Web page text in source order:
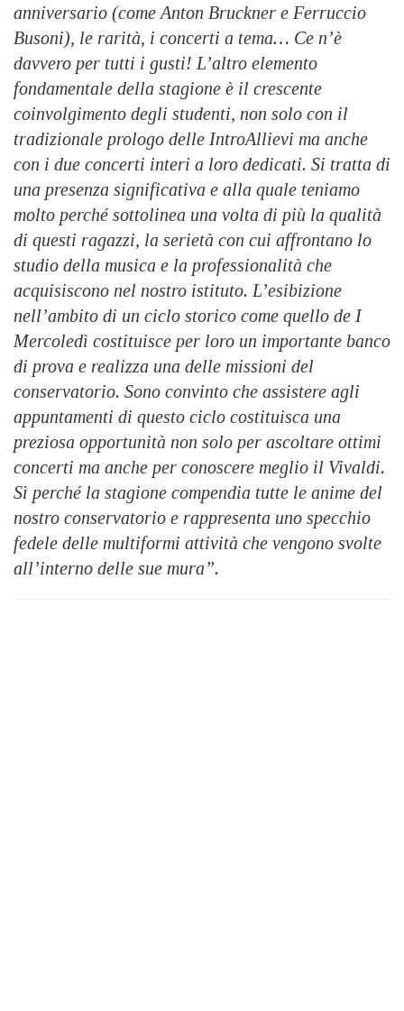
anniversario (come Anton Bruckner e Ferruccio
Busoni), le rarità, i concerti a tema… Ce n’è
davvero per tutti i gusti! L’altro elemento
fondamentale della stagione è il crescente
coinvolgimento degli studenti, non solo con il
tradizionale prologo delle IntroAllievi ma anche
con i due concerti interi a loro dedicati. Si tratta di
una presenza significativa e alla quale teniamo
molto perché sottolinea una volta di più la qualità
di questi ragazzi, la serietà con cui affrontano lo
studio della musica e la professionalità che
acquisiscono nel nostro istituto. L’esibizione
nell’ambito di un ciclo storico come quello de I
Mercoledì costituisce per loro un importante banco
di prova e realizza una delle missioni del
conservatorio. Sono convinto che assistere agli
appuntamenti di questo ciclo costituisca una
preziosa opportunità non solo per ascoltare ottimi
concerti ma anche per conoscere meglio il Vivaldi.
Sì perché la stagione compendia tutte le anime del
nostro conservatorio e rappresenta uno specchio
fedele delle multiformi attività che vengono svolte
all’interno delle sue mura”.